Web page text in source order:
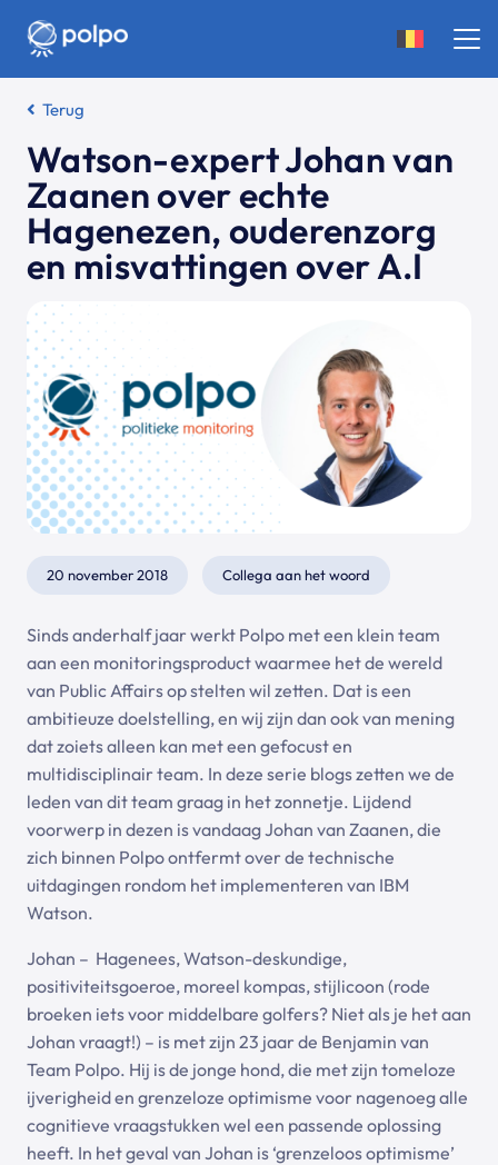
Terug
Watson-expert Johan van
Zaanen over echte
Hagenezen, ouderenzorg
en misvattingen over A.I
20 november 2018 Collega aan het woord
Sinds anderhalf jaar werkt Polpo met een klein team
aan een monitoringsproduct waarmee het de wereld
van Public Affairs op stelten wil zetten. Dat is een
ambitieuze doelstelling, en wij zijn dan ook van mening
dat zoiets alleen kan met een gefocust en
multidisciplinair team. In deze serie blogs zetten we de
leden van dit team graag in het zonnetje. Lijdend
voorwerp in dezen is vandaag Johan van Zaanen, die
zich binnen Polpo ontfermt over de technische
uitdagingen rondom het implementeren van IBM
Watson.
Johan – Hagenees, Watson-deskundige,
positiviteitsgoeroe, moreel kompas, stijlicoon (rode
broeken iets voor middelbare golfers? Niet als je het aan
Johan vraagt!) – is met zijn 23 jaar de Benjamin van
Team Polpo. Hij is de jonge hond, die met zijn tomeloze
ijverigheid en grenzeloze optimisme voor nagenoeg alle
cognitieve vraagstukken wel een passende oplossing
heeft. In het geval van Johan is ‘grenzeloos optimisme’